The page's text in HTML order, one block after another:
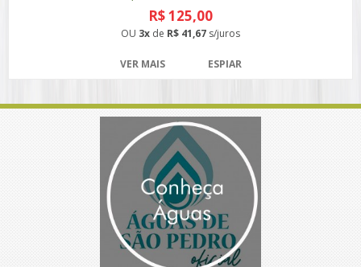
R$ 125,00
OU 3x de R$ 41,67 s/juros
VER MAIS ESPIAR